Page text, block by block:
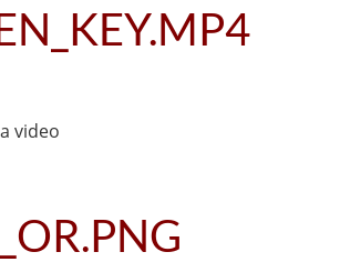
video